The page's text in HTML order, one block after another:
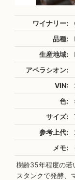
ワイナリー:
品種:
生産地域:
アペラシオン:
VIN:
色:
サイズ:
参考上代:
メモ:
樹齢35年程度の若
スタンクで発酵、